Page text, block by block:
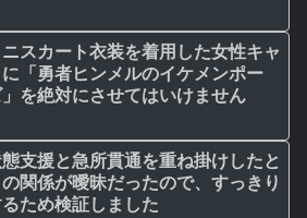
ニスカート衣装を着用した女性キャ
「勇者ヒンメルのイケメンポー
を絶対にさせてはいけません
支援と急所貫通を重ね掛けしたと
関係が曖昧だったので、すっきり
ため検証しました